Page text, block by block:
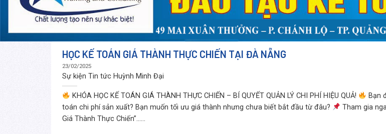
HỌC KẾ TOÁN GIÁ THÀNH THỰC CHIẾN TẠI ĐÀ NẴNG
23/02/2025
Sự kiện Tin tức Huỳnh Minh Đại
KHÓA HỌC KẾ TOÁN GIÁ THÀNH THỰC CHIẾN – BÍ QUYẾT QUẢN LÝ CHI PHÍ HIỆU QUẢ!
Bạn
toán chi phí sản xuất? Bạn muốn tối ưu giá thành nhưng chưa biết bắt đầu từ đâu?
Tham gia
Giá Thành Thực Chiến”......